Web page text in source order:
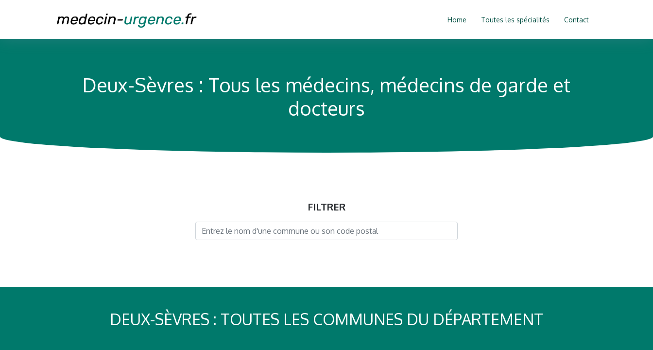
Home Toutes les spécialités Contact
Deux-Sèvres : Tous les médecins, médecins de garde et
docteurs
FILTRER
DEUX-SÈVRES : TOUTES LES COMMUNES DU DÉPARTEMENT